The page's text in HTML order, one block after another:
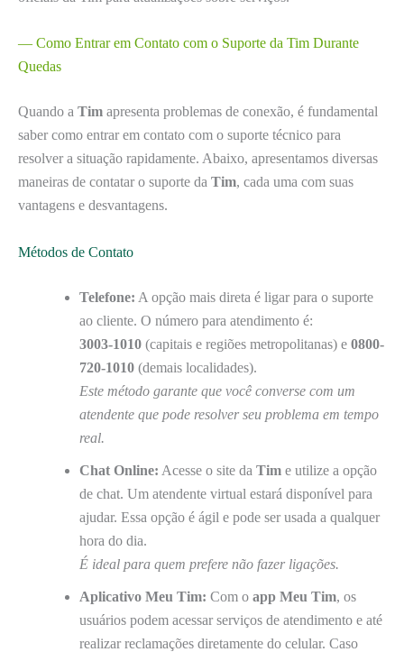
— Como Entrar em Contato com o Suporte da Tim Durante
Quedas
Quando a Tim apresenta problemas de conexão, é fundamental
saber como entrar em contato com o suporte técnico para
resolver a situação rapidamente. Abaixo, apresentamos diversas
maneiras de contatar o suporte da Tim, cada uma com suas
vantagens e desvantagens.
Métodos de Contato
Telefone: A opção mais direta é ligar para o suporte
ao cliente. O número para atendimento é:
3003-1010 (capitais e regiões metropolitanas) e 0800-
720-1010 (demais localidades).
Este método garante que você converse com um
atendente que pode resolver seu problema em tempo
real.
Chat Online: Acesse o site da Tim e utilize a opção
de chat. Um atendente virtual estará disponível para
ajudar. Essa opção é ágil e pode ser usada a qualquer
hora do dia.
É ideal para quem prefere não fazer ligações.
Aplicativo Meu Tim: Com o app Meu Tim, os
usuários podem acessar serviços de atendimento e até
realizar reclamações diretamente do celular. Caso